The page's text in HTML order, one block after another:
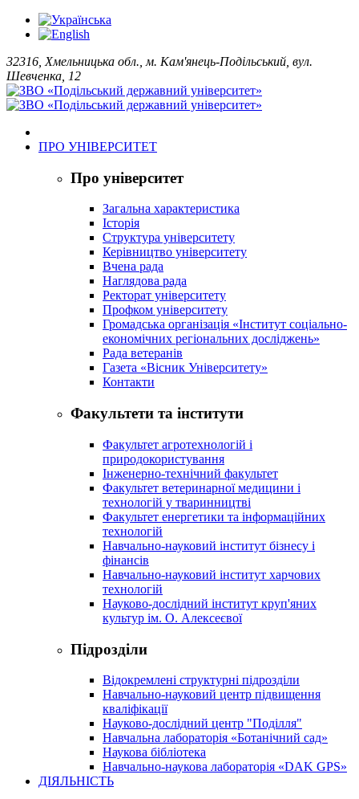
32316, Хмельницька обл., м. Кам'янець-Подільський, вул.
Шевченка, 12
ПРО УНІВЕРСИТЕТ
Про університет
Загальна характеристика
Історія
Структура університету
Керівництво університету
Вчена рада
Наглядова рада
Ректорат університету
Профком університету
Громадська організація «Інститут соціально-
економічних регіональних досліджень»
Рада ветеранів
Газета «Вісник Університету»
Контакти
Факультети та інститути
Факультет агротехнологій і
природокористування
Інженерно-технічний факультет
Факультет ветеринарної медицини і
технологій у тваринництві
Факультет енергетики та інформаційних
технологій
Навчально-науковий інститут бізнесу і
фінансів
Навчально-науковий інститут харчових
технологій
Науково-дослідний інститут круп'яних
культур ім. О. Алексеєвої
Підрозділи
Відокремлені структурні підрозділи
Навчально-науковий центр підвищення
кваліфікації
Науково-дослідний центр "Поділля"
Навчальна лабораторія «Ботанічний сад»
Наукова бібліотека
Навчально-наукова лабораторія «DAK GPS»
ДІЯЛЬНІСТЬ